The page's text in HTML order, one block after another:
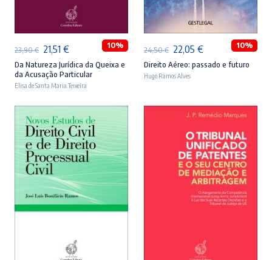
ADICIONAR
23,90€ O
preço
original
23,90 €.
21,51 €O
preço
atual
21,51 €.
10%
Da Natureza Jurídica da Queixa e
da Acusação Particular
Elisa de Santa Maria Teixeira
ADICIONAR
24,50€ O
preço
original
24,50 €.
22,05 €O
preço
22,05 €.
10%
Direito Aéreo: passado e futuro
Hugo Ramos Alves
ADICIONAR ADICIONAR